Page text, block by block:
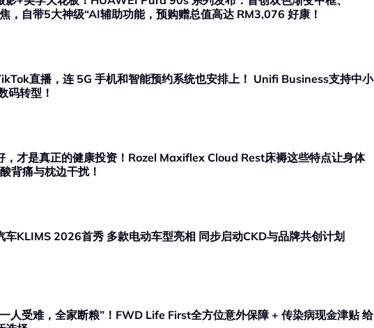
，自带5大神级“AI辅助功能，预购赠总值高达 RM3,076 好康！
直播，连 5G 手机和智能预约系统也安排上！ Unifi Business支持中小
码转型！
，才是真正的健康投资！Rozel Maxiflex Cloud Rest床褥这些特点让身体
背痛与枕边干扰！
车KLIMS 2026首秀 多款电动车型亮相 同步启动CKD与品牌共创计划
人受难，全家断粮”！FWD Life First全方位意外保障 + 传染病现金津贴 给